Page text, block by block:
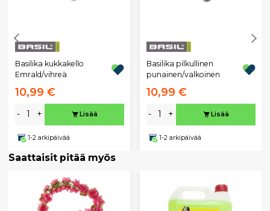
Basilika kukkakello
Emrald/vihreä
10,99 €
- + Lisää
1-2 arkipäivää
Basilika pilkullinen
punainen/valkoinen
10,99 €
- + Lisää
1-2 arkipäivää
Saattaisit pitää myös